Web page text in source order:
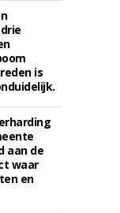
is
aan de
waar
en